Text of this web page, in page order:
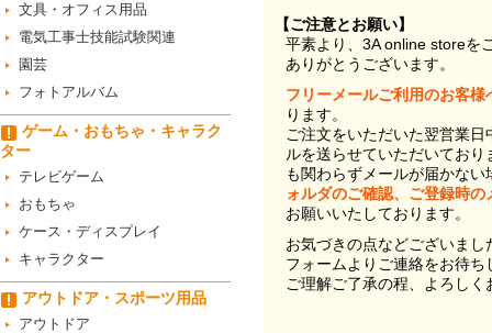
文具・オフィス用品
電気工事士技能試験関連
園芸
フォトアルバム
ゲーム・おもちゃ・キャラク
ター
テレビゲーム
おもちゃ
ケース・ディスプレイ
キャラクター
アウトドア・スポーツ用品
アウトドア
【ご注意とお願い】
平素より、3A online storeを
ありがとうございます。
フリーメールご利用のお客様
ります。
ご注文をいただいた翌営業
ルを送らせていただいてお
も関わらずメールが届かない
ォルダのご確認、ご登録時
お願いいたしております。
お気づきの点などございま
フォームよりご連絡をお待ち
ご理解ご了承の程、よろし